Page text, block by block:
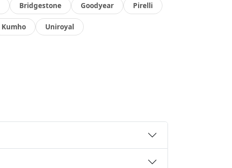
Bridgestone Goodyear Pirelli
Kumho Uniroyal